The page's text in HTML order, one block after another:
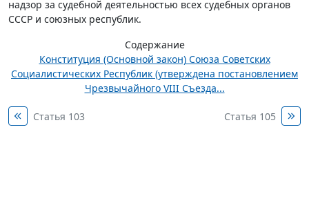
надзор за судебной деятельностью всех судебных органов
СССР и союзных республик.
Содержание
Конституция (Основной закон) Союза Советских
Социалистических Республик (утверждена постановлением
Чрезвычайного VIII Съезда...
Статья 103 Статья 105